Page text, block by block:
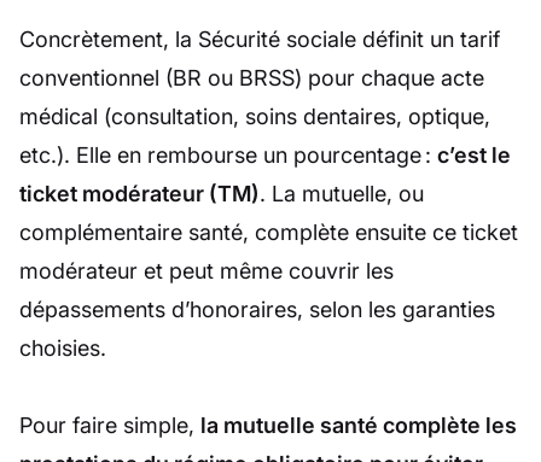
Concrètement, la Sécurité sociale définit un tarif
conventionnel (BR ou BRSS) pour chaque acte
médical (consultation, soins dentaires, optique,
etc.). Elle en rembourse un pourcentage : c’est le
ticket modérateur (TM). La mutuelle, ou
complémentaire santé, complète ensuite ce ticket
modérateur et peut même couvrir les
dépassements d’honoraires, selon les garanties
choisies.
Pour faire simple, la mutuelle santé complète les